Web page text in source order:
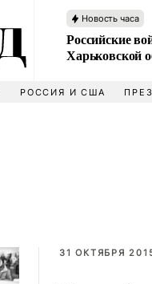
Новость часа
Российские
Харьковской
РОССИЯ И США
31 ОКТЯБРЯ